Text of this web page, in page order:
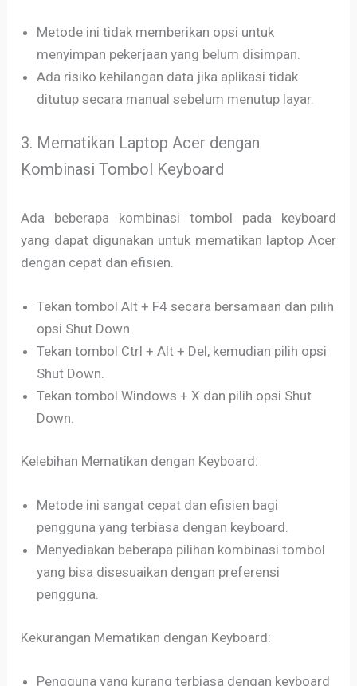
Metode ini tidak memberikan opsi untuk
menyimpan pekerjaan yang belum disimpan.
Ada risiko kehilangan data jika aplikasi tidak
ditutup secara manual sebelum menutup layar.
3. Mematikan Laptop Acer dengan
Kombinasi Tombol Keyboard
Ada beberapa kombinasi tombol pada keyboard
yang dapat digunakan untuk mematikan laptop Acer
dengan cepat dan efisien.
Tekan tombol Alt + F4 secara bersamaan dan pilih
opsi Shut Down.
Tekan tombol Ctrl + Alt + Del, kemudian pilih opsi
Shut Down.
Tekan tombol Windows + X dan pilih opsi Shut
Down.
Kelebihan Mematikan dengan Keyboard:
Metode ini sangat cepat dan efisien bagi
pengguna yang terbiasa dengan keyboard.
Menyediakan beberapa pilihan kombinasi tombol
yang bisa disesuaikan dengan preferensi
pengguna.
Kekurangan Mematikan dengan Keyboard:
Pengguna yang kurang terbiasa dengan keyboard